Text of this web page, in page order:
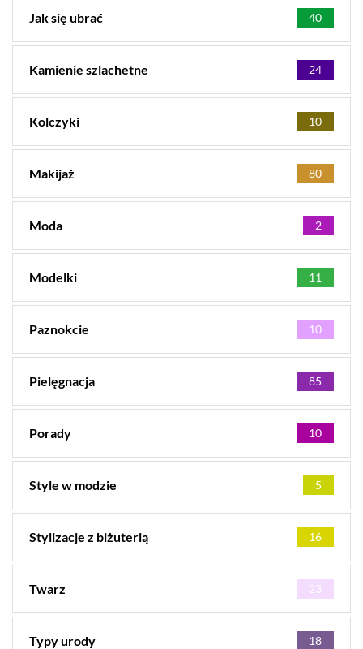
Jak się ubrać 40
Kamienie szlachetne 24
Kolczyki 10
Makijaż 80
Moda 2
Modelki 11
Paznokcie 10
Pielęgnacja 85
Porady 10
Style w modzie 5
Stylizacje z biżuterią 16
Twarz 23
Typy urody 18